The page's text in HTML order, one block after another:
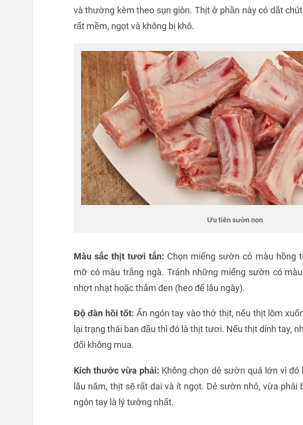
và thường kèm theo sụn giòn. Thịt ở phần này có dắt
rất mềm, ngọt và không bị khô.
Ưu tiên sườn non
Màu sắc thịt tươi tắn: Chọn miếng sườn có màu hồng
mỡ có màu trắng ngà. Tránh những miếng sườn có
nhợt nhạt hoặc thâm đen (heo để lâu ngày).
Độ đàn hồi tốt: Ấn ngón tay vào thớ thịt, nếu thịt lõm
lại trạng thái ban đầu thì đó là thịt tươi. Nếu thịt dính tay,
đối không mua.
Kích thước vừa phải: Không chọn dẻ sườn quá lớn vì đó
lâu năm, thịt sẽ rất dai và ít ngọt. Dẻ sườn nhỏ, vừa phải
ngón tay là lý tưởng nhất.